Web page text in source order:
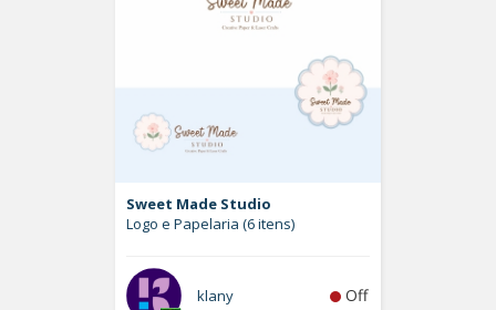
Sweet Made Studio
Logo e Papelaria (6 itens)
klany Off